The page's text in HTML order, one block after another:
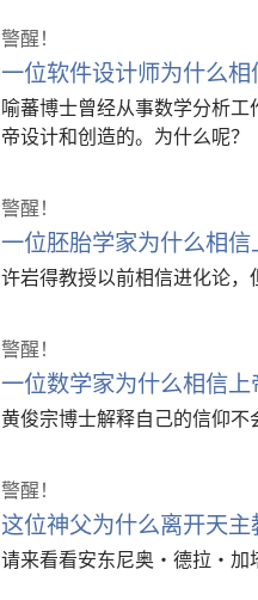
警醒！
一位软件设计师为什么相
喻蕃博士曾经从事数学分析
帝设计和创造的。为什么呢？
警醒！
一位胚胎学家为什么相信
许岩得教授以前相信进化论，
警醒！
一位数学家为什么相信上
黄俊宗博士解释自己的信仰不
警醒！
这位神父为什么离开天主
请来看看安东尼奥·德拉·加